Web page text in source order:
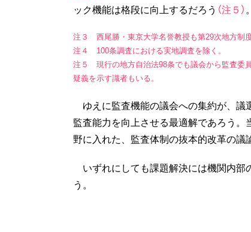
ック機能は格段に向上するだろう （注５）。
注３ 西尾勝・東京大学名誉教授も第29次地方制
注４ 100条調査における実地調査を除く。
注５ 現行の地方自治法98条でも議会から監査委
疑義を示す識者もいる。
ゆえに監査機能の議会への集約が、議
監査能力を向上させる最適解であろう
野に入れた、監査体制の抜本的改革の議
いずれにしても課題解決には機関内部
う。